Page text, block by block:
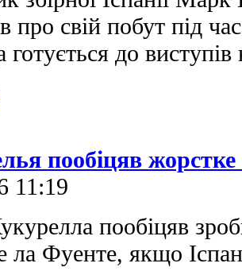
про свій побут під
готується до виступів
пообіцяв
11:19
пообіцяв
ла Фуенте, якщо